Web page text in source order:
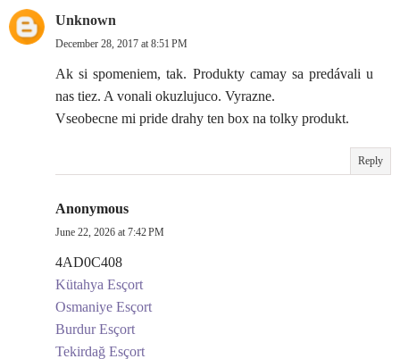
Unknown
December 28, 2017 at 8:51 PM
Ak si spomeniem, tak. Produkty camay sa predávali u
nas tiez. A vonali okuzlujuco. Vyrazne.
Vseobecne mi pride drahy ten box na tolky produkt.
Reply
Anonymous
June 22, 2026 at 7:42 PM
4AD0C408
Kütahya Esçort
Osmaniye Esçort
Burdur Esçort
Tekirdağ Esçort